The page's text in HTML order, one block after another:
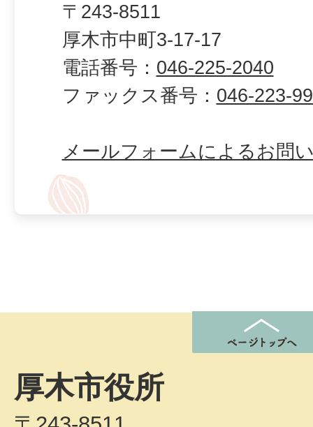
〒243-8511
厚木市中町3-17-17
電話番号： 046-225-2040
ファックス番号： 046-223-
メールフォームによるお問
厚木市役所